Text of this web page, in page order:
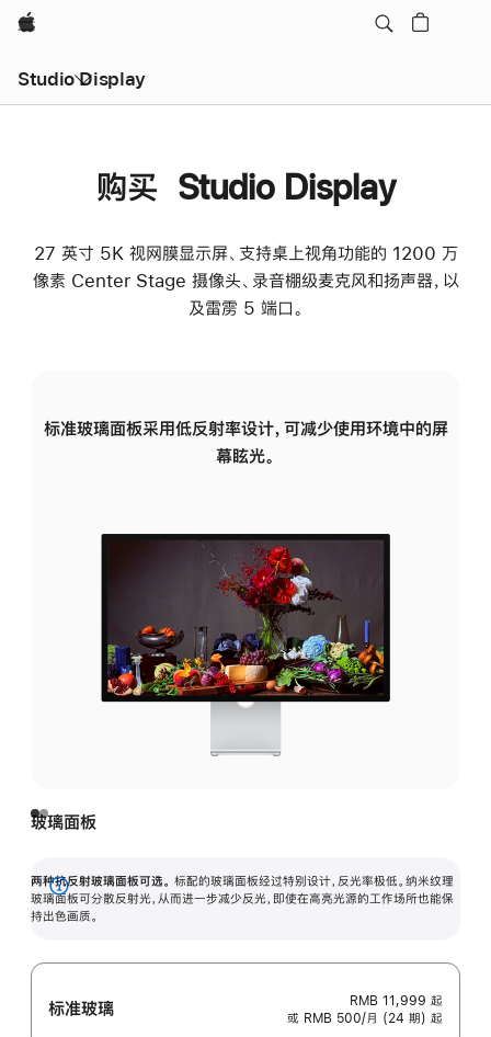
Apple
Studio Display
购买 Studio Display
27 英寸 5K 视网膜显示屏、支持桌上视角功能的 1200 万
像素 Center Stage 摄像头、录音棚级麦克风和扬声器，以
及雷雳 5 端口。
标准玻璃面板采用低反射率设计，可减少使用环境中的屏
幕眩光。
玻璃面板
两种抗反射玻璃面板可选。 标配的玻璃面板经过特别设计，反光率极低。纳米纹理
玻璃面板可分散反射光，从而进一步减少反光，即使在高亮光源的工作场所也能保
持出色画质。
展
开
标准玻璃 RMB 11,999 起
或 RMB 500/月 (24 期) 起